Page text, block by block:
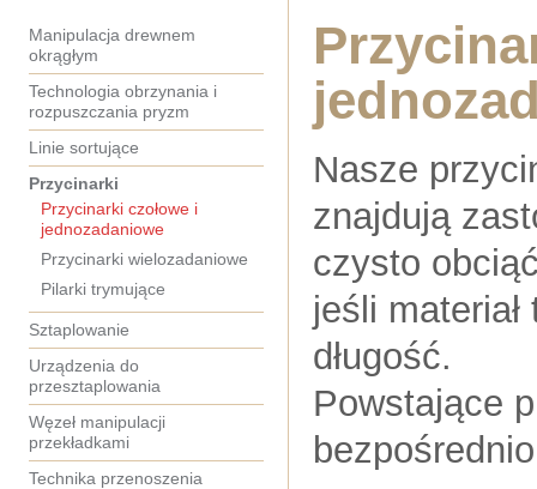
Manipulacja drewnem
okrągłym
Technologia obrzynania i
rozpuszczania pryzm
Linie sortujące
Przycinarki
Przycinarki czołowe i
jednozadaniowe
Przycinarki wielozadaniowe
Pilarki trymujące
Sztaplowanie
Urządzenia do
przesztaplowania
Węzeł manipulacji
przekładkami
Technika przenoszenia
Nasze
znajdują
czysto
jeśli
długość.
Powstające